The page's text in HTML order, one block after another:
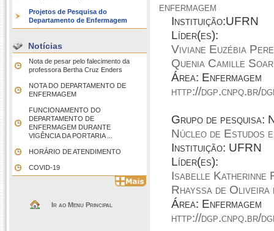
Projetos de Pesquisa do
Departamento de Enfermagem
Notícias
Nota de pesar pelo falecimento da
professora Bertha Cruz Enders
NOTA DO DEPARTAMENTO DE
ENFERMAGEM
FUNCIONAMENTO DO
DEPARTAMENTO DE
ENFERMAGEM DURANTE
VIGÊNCIA DA PORTARIA ...
HORÁRIO DE ATENDIMENTO
COVID-19
Ir ao Menu Principal
enfermagem
Instituição:UFRN
Líder(es):
Viviane Euzébia
Quenia Camille
Área: Enfermagem
http://dgp.cnpq.br/
Grupo de pesquisa:
Núcleo de Estudos
Instituição: UFRN
Líder(es):
Isabelle Katherinne
Rhayssa de
Área: Enfermagem
http://dgp.cnpq.br/